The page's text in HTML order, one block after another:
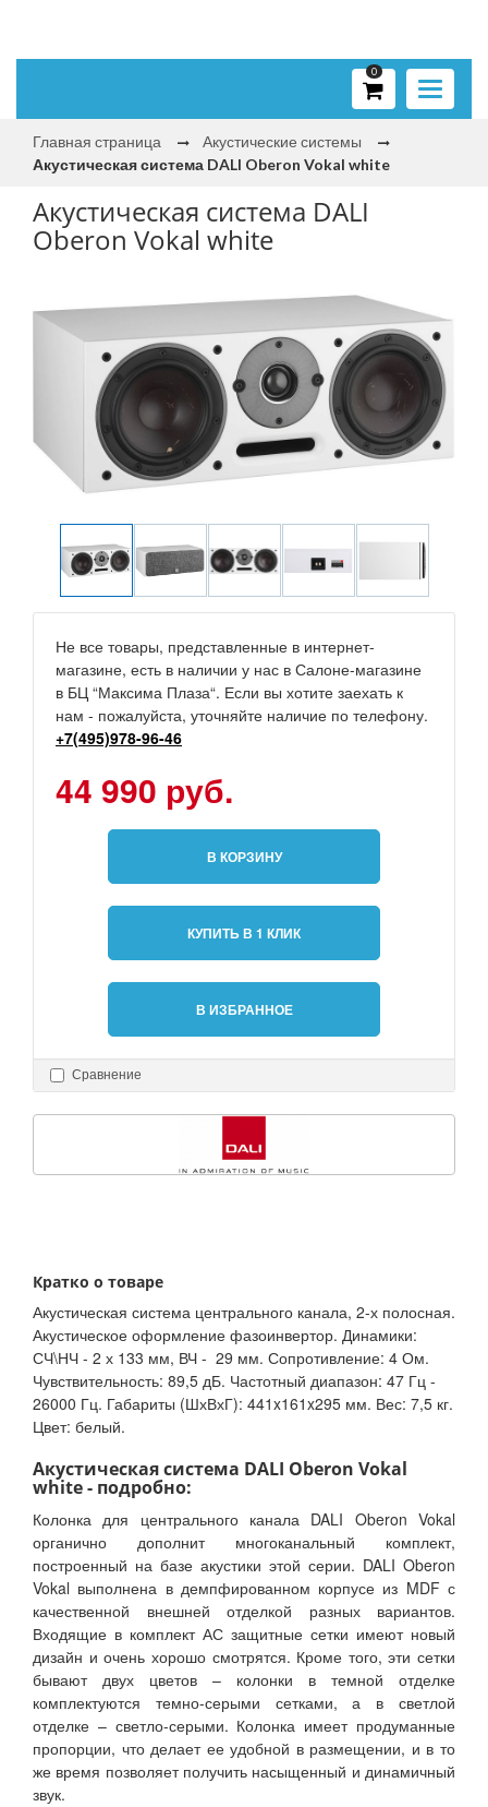
Toggle
0
Главная страница
Акустические системы
Акустическая система DALI Oberon Vokal white
Акустическая система DALI
Oberon Vokal white
Не все товары, представленные в интернет-
магазине, есть в наличии у нас в Салоне-магазине
в БЦ “Максима Плаза“. Если вы хотите заехать к
нам - пожалуйста, уточняйте наличие по телефону.
+7(495)978-96-46
44 990 руб.
В КОРЗИНУ
КУПИТЬ В 1 КЛИК
В ИЗБРАННОЕ
Сравнение
Кратко о товаре
Акустическая система центрального канала, 2-х полосная.
Акустическое оформление фазоинвертор. Динамики:
СЧ\НЧ - 2 х 133 мм, ВЧ - 29 мм. Сопротивление: 4 Ом.
Чувствительность: 89,5 дБ. Частотный диапазон: 47 Гц -
26000 Гц. Габариты (ШхВхГ): 441x161x295 мм. Вес: 7,5 кг.
Цвет: белый.
Акустическая система DALI Oberon Vokal
white - подробно:
Колонка для центрального канала DALI Oberon Vokal
органично дополнит многоканальный комплект,
построенный на базе акустики этой серии. DALI Oberon
Vokal выполнена в демпфированном корпусе из MDF с
качественной внешней отделкой разных вариантов.
Входящие в комплект АС защитные сетки имеют новый
дизайн и очень хорошо смотрятся. Кроме того, эти сетки
бывают двух цветов – колонки в темной отделке
комплектуются темно-серыми сетками, а в светлой
отделке – светло-серыми. Колонка имеет продуманные
пропорции, что делает ее удобной в размещении, и в то
же время позволяет получить насыщенный и динамичный
звук.